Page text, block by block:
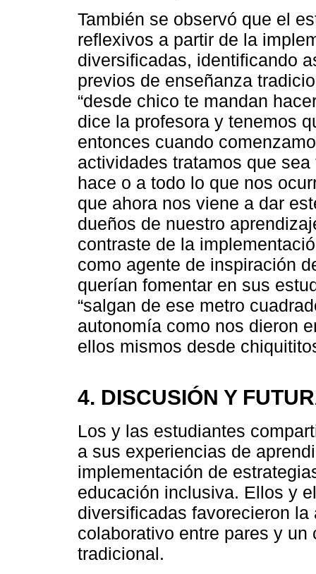
También se observó que el
reflexivos a partir de la
diversificadas, identificando
previos de enseñanza
“desde chico te mandan
dice la profesora y tenemos
entonces cuando
actividades tratamos que
hace o a todo lo que nos
que ahora nos viene a dar
dueños de nuestro
contraste de la
como agente de inspiración
querían fomentar en sus
“salgan de ese metro
autonomía como nos dieron
ellos mismos desde
4. DISCUSIÓN Y
Los y las estudiantes
a sus experiencias de
implementación de
educación inclusiva. Ellos y
diversificadas favorecieron
colaborativo entre pares y
tradicional.